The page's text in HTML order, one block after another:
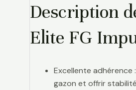
Description
Elite FG
Excellente
gazon et offrir